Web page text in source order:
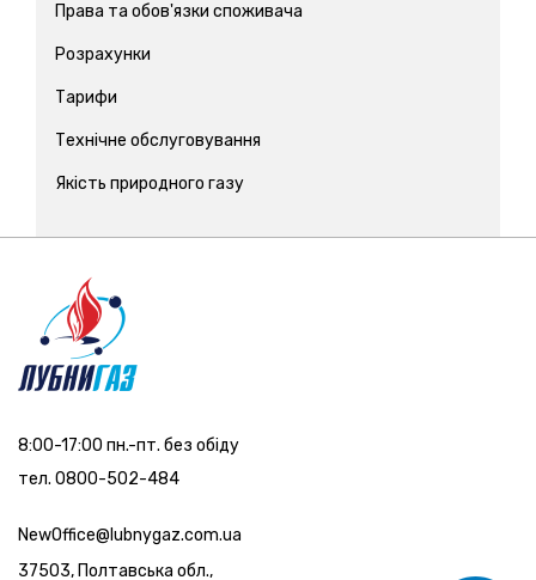
Права та обов'язки споживача
Розрахунки
Тарифи
Технічне обслуговування
Якість природного газу
8:00-17:00 пн.-пт. без обіду
тел. 0800-502-484
NewOffice@lubnygaz.com.ua
37503, Полтавська обл.,